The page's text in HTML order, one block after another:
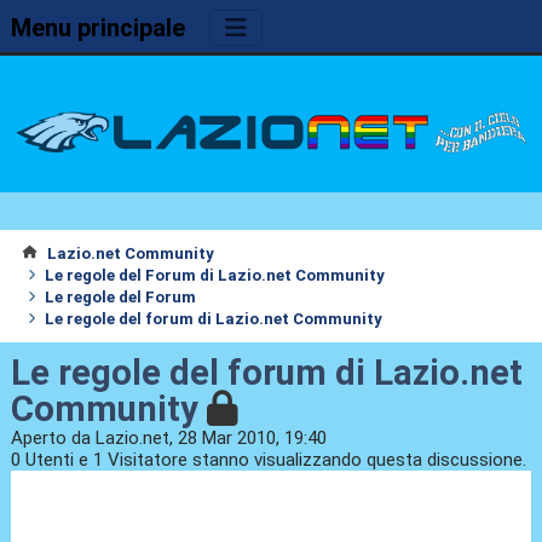
Menu principale
Lazio.net Community
Le regole del Forum di Lazio.net Community
Le regole del Forum
Le regole del forum di Lazio.net Community
Le regole del forum di Lazio.net
Community
Aperto da Lazio.net, 28 Mar 2010, 19:40
0 Utenti e 1 Visitatore stanno visualizzando questa discussione.